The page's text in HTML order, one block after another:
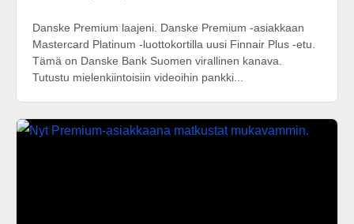
Danske Premium laajeni. Danske Premium -asiakkaan
Mastercard Platinum -luottokortilla uusi Finnair Plus -etu.
Tämä on Danske Bank Suomen virallinen kanava.
Tutustu mielenkiintoisiin videoihin pankki...